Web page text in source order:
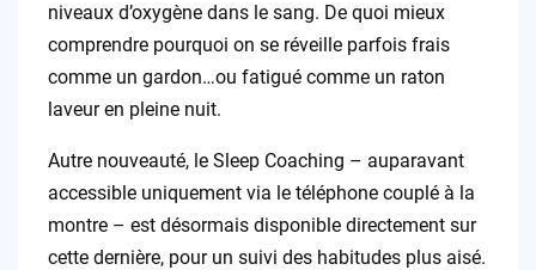
niveaux d’oxygène dans le sang. De quoi mieux
comprendre pourquoi on se réveille parfois frais
comme un gardon…ou fatigué comme un raton
laveur en pleine nuit.
Autre nouveauté, le Sleep Coaching – auparavant
accessible uniquement via le téléphone couplé à la
montre – est désormais disponible directement sur
cette dernière, pour un suivi des habitudes plus aisé.